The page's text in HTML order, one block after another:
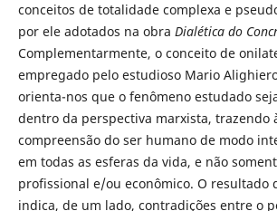
conceitos de totalidade complexa e
por ele adotados na obra Dialética do
Complementarmente, o conceito de
empregado pelo estudioso Mario
orienta-nos que o fenômeno estudado
dentro da perspectiva marxista, trazendo
compreensão do ser humano de modo
em todas as esferas da vida, e não
profissional e/ou econômico. O resultado
indica, de um lado, contradições entre o